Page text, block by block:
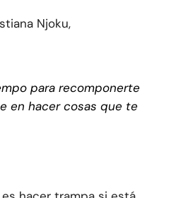
Njoku,
para recomponerte
en hacer cosas que te